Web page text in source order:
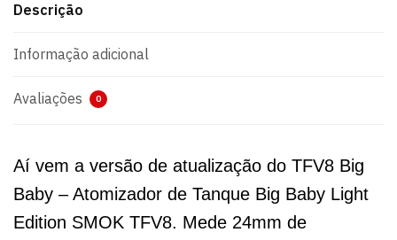
Descrição
Informação adicional
Avaliações 0
Aí vem a versão de atualização do TFV8 Big
Baby – Atomizador de Tanque Big Baby Light
Edition SMOK TFV8. Mede 24mm de